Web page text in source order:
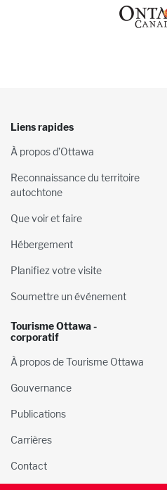
Liens rapides
À propos d’Ottawa
Reconnaissance du territoire
autochtone
Que voir et faire
Hébergement
Planifiez votre visite
Soumettre un événement
Tourisme Ottawa -
corporatif
À propos de Tourisme Ottawa
Gouvernance
Publications
Carrières
Contact